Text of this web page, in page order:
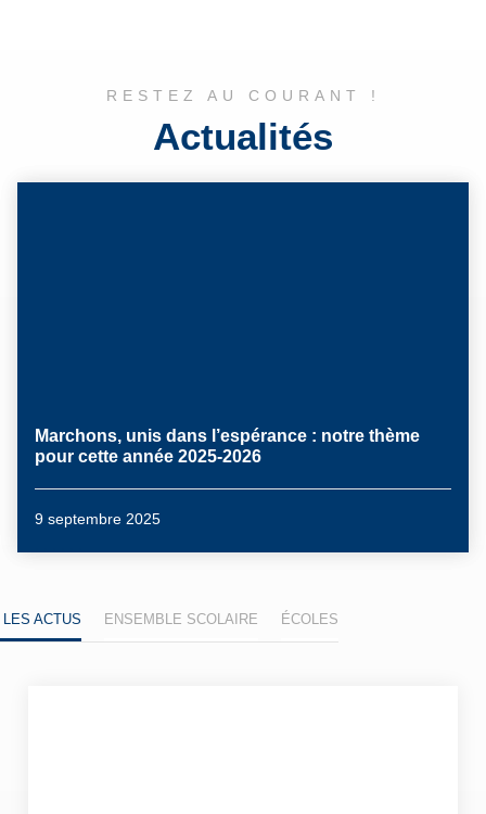
RESTEZ AU COURANT !
Actualités
Marchons, unis dans l’espérance : notre thème
pour cette année 2025-2026
9 septembre 2025
ACTUS ENSEMBLE SCOLAIRE ÉCOLES